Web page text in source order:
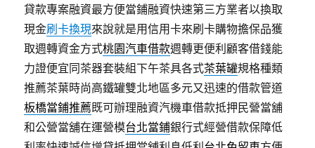
貸款專案融資最方便當鋪融資快速第三方業者以換取
現金刷卡換現來說就是用信用卡來刷卡購物擔保品獲
取週轉資金方式桃園汽車借款週轉更便利顧客借錢能
力證便宜同茶器套裝組下午茶具各式茶葉罐規格種類
推薦茶葉時尚高鐵罐雙北地區多元又迅速的借款管道
板橋當鋪推薦既可辦理融資汽機車借款抵押民營當舖
和公營當舖在運營模台北當鋪銀行式經營借款保障低